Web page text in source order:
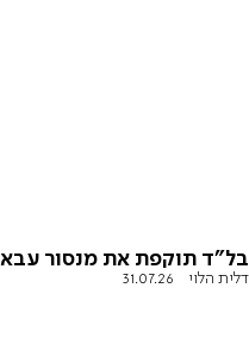
בל"ד תוקפת את מנסור
דלית הלוי 31.07.26